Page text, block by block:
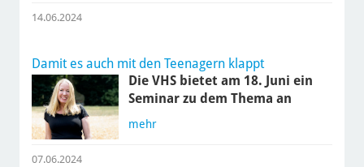
14.06.2024
Damit es auch mit den Teenagern klappt
Die VHS bietet am 18. Juni ein
Seminar zu dem Thema an
mehr
07.06.2024